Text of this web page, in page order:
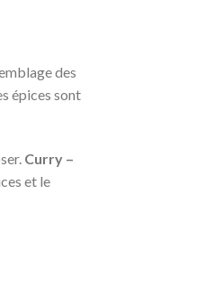
des
épices sont
Curry –
et le